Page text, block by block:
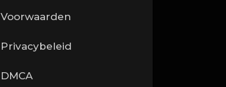
Voorwaarden
Privacybeleid
DMCA